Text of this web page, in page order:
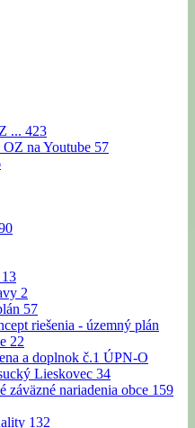
... 423
na Youtube 57
13
2
57
riešenia - územný plán
22
a doplnok č.1 ÚPN-O
Lieskovec 34
záväzné nariadenia obce 159
132